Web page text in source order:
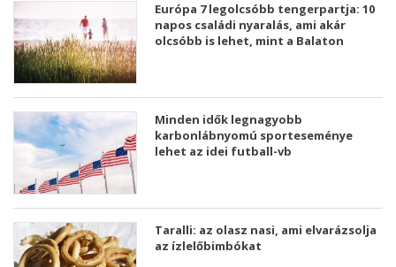
Európa 7 legolcsóbb tengerpartja: 10
napos családi nyaralás, ami akár
olcsóbb is lehet, mint a Balaton
Minden idők legnagyobb
karbonlábnyomú sporteseménye
lehet az idei futball-vb
Taralli: az olasz nasi, ami elvarázsolja
az ízlelőbimbókat